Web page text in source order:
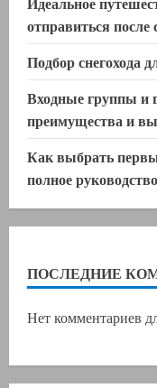
отправиться после
Подбор снегохода
Входные группы и
преимущества и
Как выбрать
полное руководство
ПОСЛЕДНИЕ
Нет комментариев